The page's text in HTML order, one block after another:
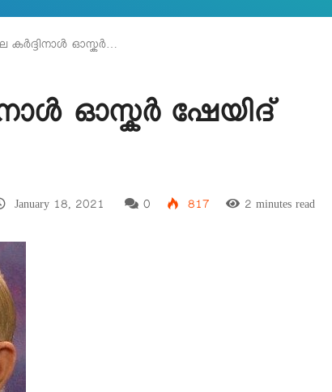
കര്‍ദ്ദിനാള്‍ ഓസ്കര്‍…
ഓസ്കര്‍ ഷേയിദ്
January 18, 2021 0 817 2 minutes read